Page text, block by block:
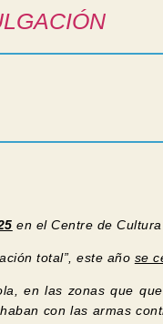
en el Centre de
total”, este año se
en las zonas que
con las armas